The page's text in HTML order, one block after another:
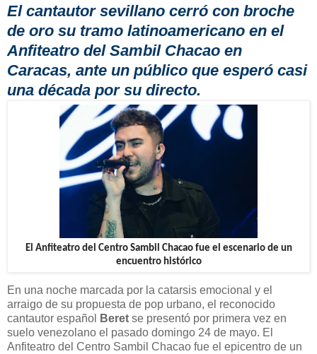
El cantautor sevillano cerró con broche
de oro su tramo latinoamericano en el
Anfiteatro del Sambil Chacao en
Caracas, ante un público que esperó casi
una década por su directo.
El Anfiteatro del Centro Sambil Chacao fue el escenario de un
encuentro histórico
En una noche marcada por la catarsis emocional y el
arraigo de su propuesta de pop urbano, el reconocido
cantautor español
Beret se presentó por primera vez en
suelo venezolano el pasado domingo 24 de mayo. El
Anfiteatro del Centro Sambil Chacao fue el epicentro de un